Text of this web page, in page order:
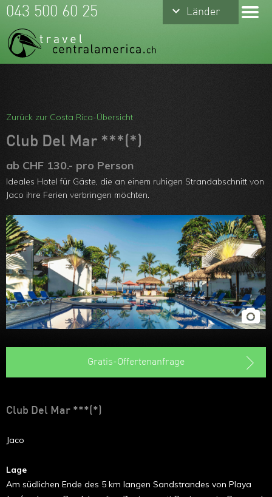
Team
Über uns
Feedbacks
Kontakt
keyboard_arrow_down Länder
Honduras
keyboard_arrow_down Länder
043 500 60 25
Zurück zur Costa Rica-Übersicht
Club Del Mar ***(*)
ab CHF 130.- pro Person
Ideales Hotel für Gäste, die an einem ruhigen Strandabschnitt von
Jaco ihre Ferien verbringen möchten.
Gratis-Offertenanfrage
Club Del Mar ***(*)
Jaco
Lage
Am südlichen Ende des 5 km langen Sandstrandes von Playa